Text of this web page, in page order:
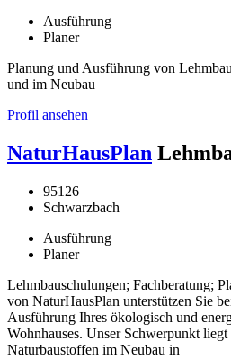
Ausführung
Planer
Planung und Ausführung von
und im Neubau
Profil ansehen
NaturHausPlan
95126
Schwarzbach
Ausführung
Planer
Lehmbauschulungen; Fachberatung;
von NaturHausPlan unterstützen Sie
Ausführung Ihres ökologisch und
Wohnhauses. Unser Schwerpunkt
Naturbaustoffen im Neubau in